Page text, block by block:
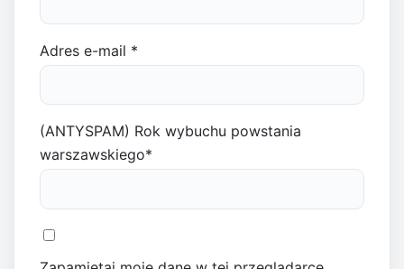
Adres e-mail *
(ANTYSPAM) Rok wybuchu powstania
warszawskiego*